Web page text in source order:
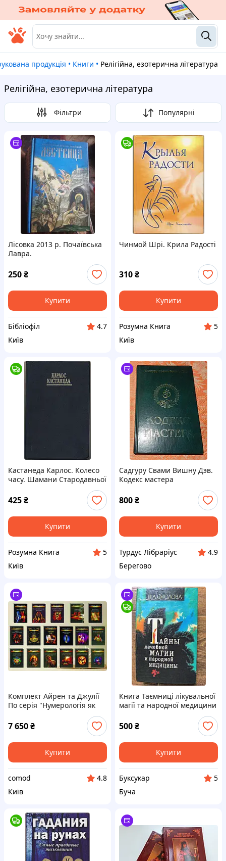
продукція • Книги • Релігійна, езотерична література
Релігійна, езотерична література
Фільтри Популярні
Лісовка 2013 р. Почаївська
Лавра.
250₴
Купити
Бібліофіл
4.7
Київ
Чинмой Шрі. Крила Радості
310₴
Купити
Розумна Книга
5
Київ
Кастанеда Карлос. Колесо
часу. Шамани Стародавньої
життя, смерть і Всесвіт
425₴
Купити
Розумна Книга
5
Київ
Садгуру Свами Вишну Дэв.
Кодекс мастера
800₴
Купити
Турдус Лібраріус
4.9
Берегово
Комплект Айрен та Джулії
По серія "Нумерологія як
професія з1 по 18" Джулі
По, Айрен По
7 650₴
Купити
comod
4.8
Київ
Книга Таємниці лікувальної
магії та народної медицини
500₴
Купити
Буксукар
5
Буча